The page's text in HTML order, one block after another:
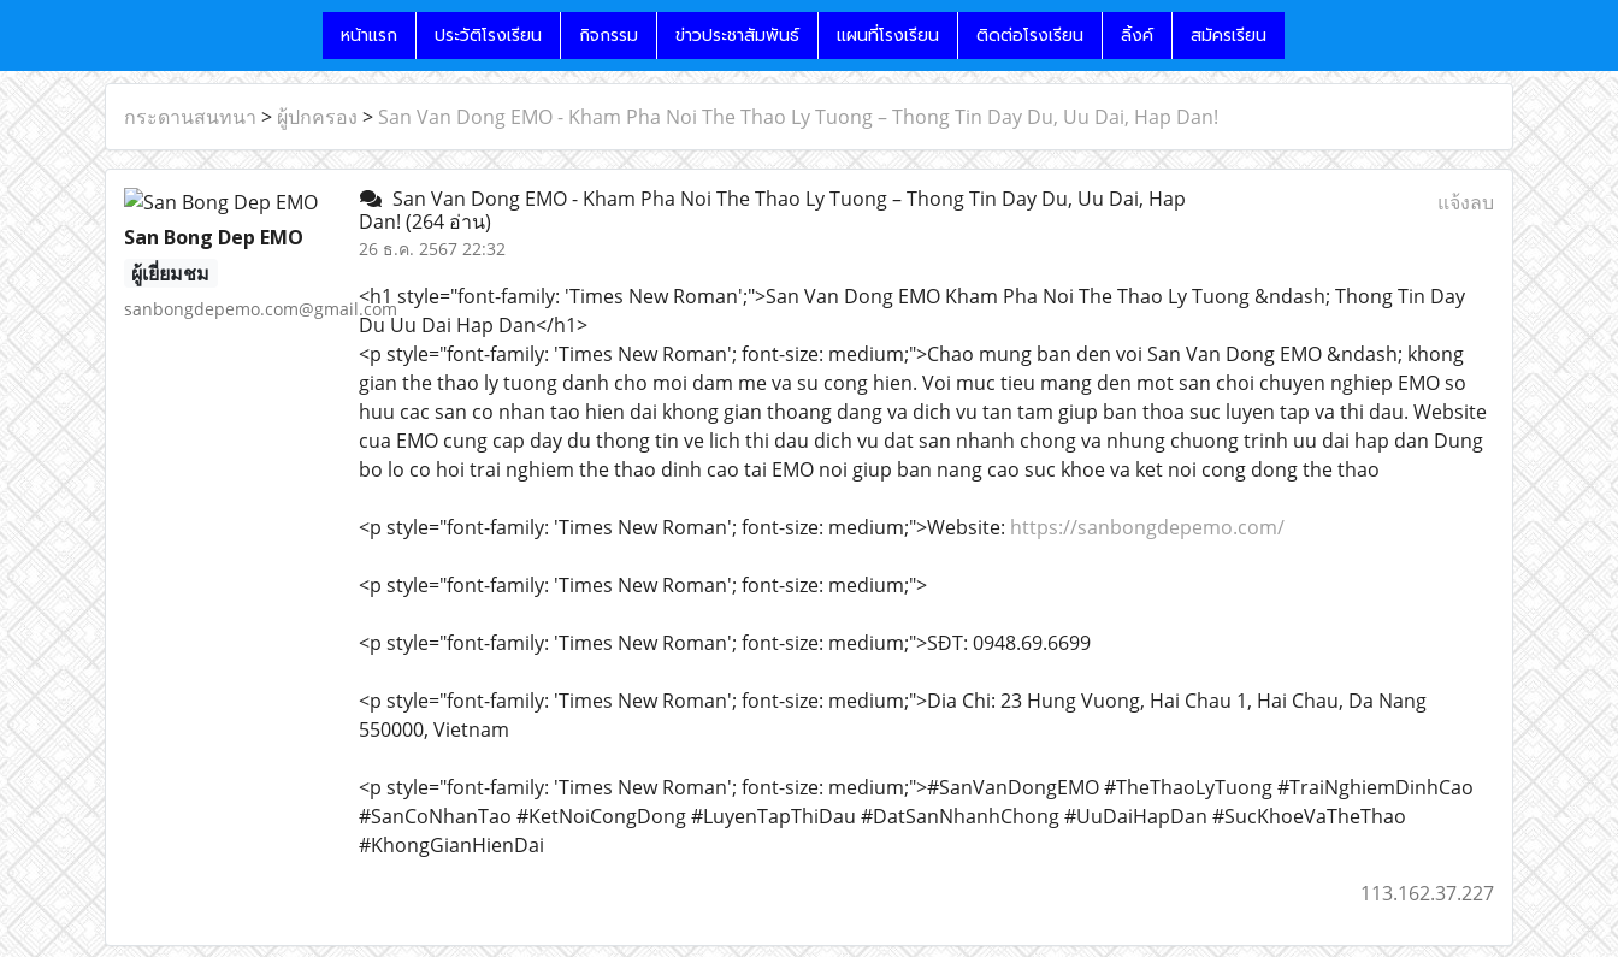
หน้าแรก ประวัติโรงเรียน กิจกรรม ข่าวประชาสัมพันธ์ แผนที่โรงเรียน ติดต่อโรงเรียน ลิ้งค์ สมัครเรียน
กระดานสนทนา > ผู้ปกครอง > San Van Dong EMO - Kham Pha Noi The Thao Ly Tuong – Thong Tin Day Du, Uu Dai, Hap Dan!
San Bong Dep EMO
ผู้เยี่ยมชม
sanbongdepemo.com@gmail.com
San Van Dong EMO - Kham Pha Noi The Thao Ly Tuong – Thong Tin Day Du, Uu Dai, Hap
Dan! (264 อ่าน)
26 ธ.ค. 2567 22:32
แจ้งลบ
<h1 style="font-family: 'Times New Roman';">San Van Dong EMO Kham Pha Noi The Thao Ly Tuong &ndash; Thong Tin Day
Du Uu Dai Hap Dan</h1>
<p style="font-family: 'Times New Roman'; font-size: medium;">Chao mung ban den voi San Van Dong EMO &ndash; khong
gian the thao ly tuong danh cho moi dam me va su cong hien. Voi muc tieu mang den mot san choi chuyen nghiep EMO so
huu cac san co nhan tao hien dai khong gian thoang dang va dich vu tan tam giup ban thoa suc luyen tap va thi dau. Website
cua EMO cung cap day du thong tin ve lich thi dau dich vu dat san nhanh chong va nhung chuong trinh uu dai hap dan Dung
bo lo co hoi trai nghiem the thao dinh cao tai EMO noi giup ban nang cao suc khoe va ket noi cong dong the thao
<p style="font-family: 'Times New Roman'; font-size: medium;">Website: https://sanbongdepemo.com/
<p style="font-family: 'Times New Roman'; font-size: medium;">
<p style="font-family: 'Times New Roman'; font-size: medium;">SĐT: 0948.69.6699
<p style="font-family: 'Times New Roman'; font-size: medium;">Dia Chi: 23 Hung Vuong, Hai Chau 1, Hai Chau, Da Nang
550000, Vietnam
<p style="font-family: 'Times New Roman'; font-size: medium;">#SanVanDongEMO #TheThaoLyTuong #TraiNghiemDinhCao
#SanCoNhanTao #KetNoiCongDong #LuyenTapThiDau #DatSanNhanhChong #UuDaiHapDan #SucKhoeVaTheThao
#KhongGianHienDai
113.162.37.227